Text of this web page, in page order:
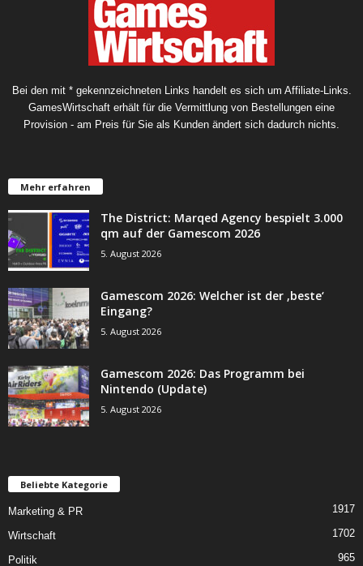
Bei den mit * gekennzeichneten Links handelt es sich um Affiliate-Links.
GamesWirtschaft erhält für die Vermittlung von Bestellungen eine
Provision - am Preis für Sie als Kunden ändert sich dadurch nichts.
Mehr erfahren
The District: Marqed Agency bespielt 3.000
qm auf der Gamescom 2026
5. August 2026
Gamescom 2026: Welcher ist der ‚beste‘
Eingang?
5. August 2026
Gamescom 2026: Das Programm bei
Nintendo (Update)
5. August 2026
Beliebte Kategorie
Marketing & PR 1917
Wirtschaft 1702
Politik 965